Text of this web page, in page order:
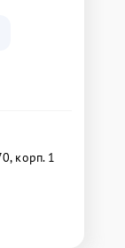
корп. 1